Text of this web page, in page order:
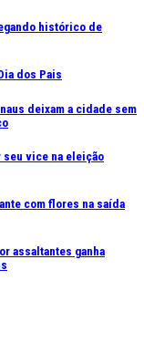
histórico de
dos Pais
deixam a cidade sem
seu vice na eleição
com flores na saída
assaltantes ganha